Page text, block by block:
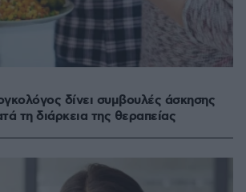
δίνει συμβουλές άσκησης
τη διάρκεια της θεραπείας